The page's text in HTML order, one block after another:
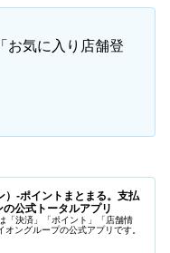
お気に入り店舗登
）-ポイントまとまる。支払
公式トータルアプリ
「決済」「ポイント」「店舗情
ングループの公式アプリです。